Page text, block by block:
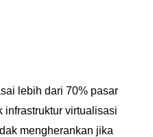
lebih dari 70% pasar
infrastruktur virtualisasi
mengherankan jika